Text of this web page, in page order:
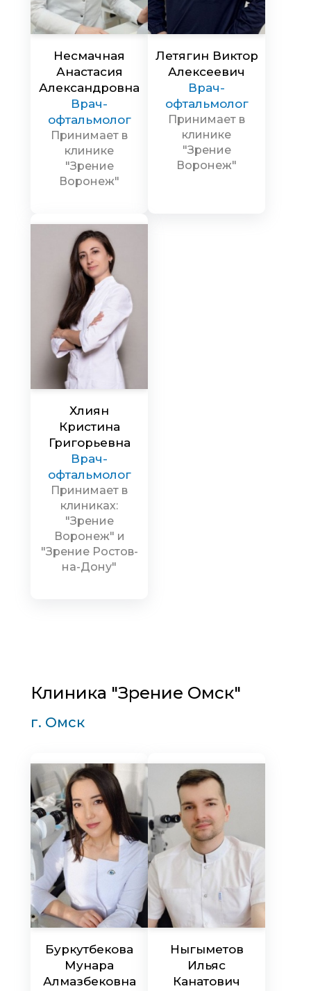
Несмачная
Анастасия
Александровна
Врач-
офтальмолог
Принимает в
клинике
"Зрение
Воронеж"
Летягин Виктор
Алексеевич
Врач-
офтальмолог
Принимает в
клинике
"Зрение
Воронеж"
Хлиян
Кристина
Григорьевна
Врач-
офтальмолог
Принимает в
клиниках:
"Зрение
Воронеж" и
"Зрение Ростов-
на-Дону"
Клиника "Зрение Омск"
г. Омск
Буркутбекова
Мунара
Алмазбековна
Ныгыметов
Ильяс
Канатович